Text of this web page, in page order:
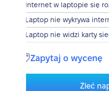
Internet w laptopie się
Laptop nie wykrywa
Laptop nie widzi karty
Zapytaj o wycenę
Zleć